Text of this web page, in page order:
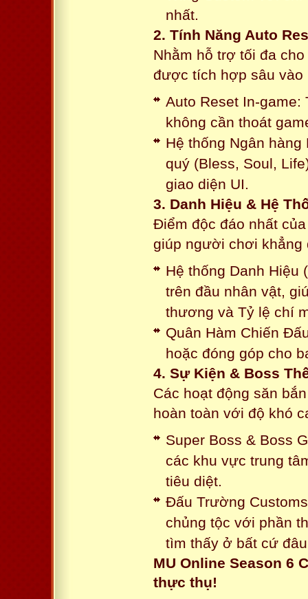
nhất.
2. Tính Năng Auto
Nhằm hỗ trợ tối đa
được tích hợp sâu vào
Auto Reset In-game:
không cần thoát
Hệ thống Ngân
quý (Bless, Soul,
giao diện UI.
3. Danh Hiệu & Hệ
Điểm độc đáo nhất
giúp người chơi khẳng
Hệ thống Danh Hiệu
trên đầu nhân vật,
thương và Tỷ lệ chí
Quân Hàm Chiến
hoặc đóng góp cho
4. Sự Kiện & Boss
Các hoạt động săn
hoàn toàn với độ khó
Super Boss & Boss
các khu vực trung
tiêu diệt.
Đấu Trường
chủng tộc với phần
tìm thấy ở bất cứ
MU Online Season 6
thực thụ!